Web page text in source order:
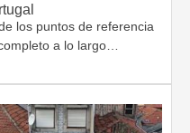
los puntos de referencia
a lo largo…